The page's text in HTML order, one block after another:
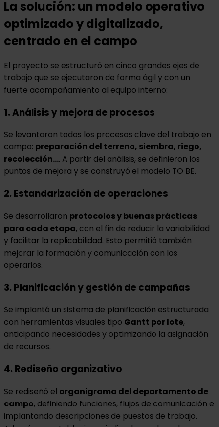
La solución: un modelo operativo
optimizado y digitalizado,
centrado en el campo
El proyecto se estructuró en cinco grandes ejes de
trabajo que se ejecutaron de forma ágil y con un
fuerte acompañamiento al equipo interno:
1. Análisis y mejora de procesos
Se levantaron todos los procesos clave del trabajo en
campo: preparación del terreno, siembra, riego,
recolección…. A partir del análisis, se definieron los
puntos de mejora y se construyó el modelo TO BE.
2. Estandarización de operaciones
Se desarrollaron protocolos y buenas prácticas
para cada etapa, con el fin de reducir la variabilidad
y facilitar la replicabilidad. Esto permitió también
mejorar la formación y comunicación con los
operarios.
3. Planificación y gestión de campañas
Se implantó un sistema de planificación estructurada
con herramientas visuales tipo Gantt por lote,
anticipando necesidades y optimizando la asignación
de recursos.
4. Rediseño organizativo
Se rediseñó el organigrama del departamento de
campo, definiendo funciones, flujos de comunicación e
implantando descripciones de puestos de trabajo.